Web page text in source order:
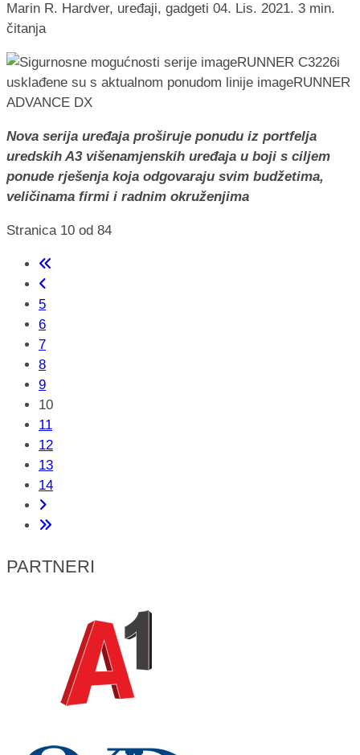
Marin R. Hardver, uređaji, gadgeti 04. Lis. 2021. 3 min.
čitanja
Nova serija uređaja proširuje ponudu iz portfelja
uredskih A3 višenamjenskih uređaja u boji s ciljem
ponude rješenja koja odgovaraju svim budžetima,
veličinama firmi i radnim okruženjima
Stranica 10 od 84
5
6
7
8
9
10
11
12
13
14
PARTNERI